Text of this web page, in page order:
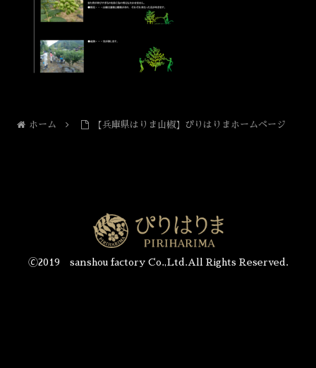
ホーム 【兵庫県はりま山椒】ぴりはりまホームページ
🄫2019 sanshou factory Co.,Ltd.All Rights Reserved.